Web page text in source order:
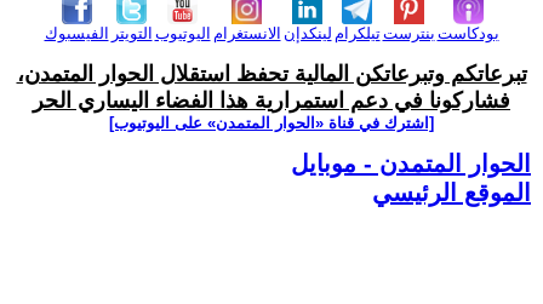
الفيسبوك التويتر اليوتيوب الانستغرام لينكدإن تيلكرامبنترست بودكاست
تبرعاتكم وتبرعاتكن المالية تحفظ استقلال الحوار المتمدن،
فشاركونا في دعم استمرارية هذا الفضاء اليساري الحر
[اشترك في قناة ‫«الحوار المتمدن» على اليوتيوب]
الحوار المتمدن - موبايل
الموقع الرئيسي